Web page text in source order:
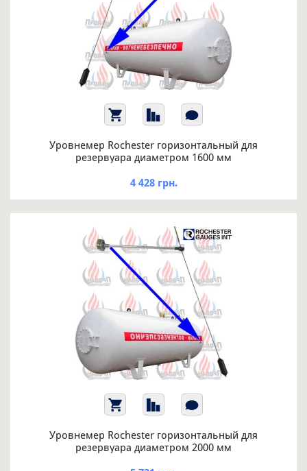
Уровнемер Rochester горизонтальный для
резервуара диаметром 1600 мм
4 428 грн.
Уровнемер Rochester горизонтальный для
резервуара диаметром 2000 мм